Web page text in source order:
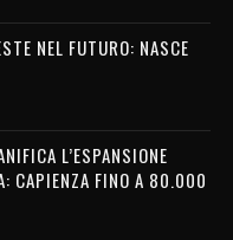
NEL FUTURO: NASCE
L’ESPANSIONE
CAPIENZA FINO A 80.000